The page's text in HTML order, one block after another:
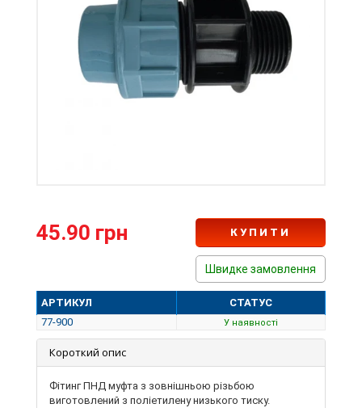
45.90 грн
Швидке замовлення
КУПИТИ
АРТИКУЛ
СТАТУС
77-900
У наявності
Короткий опис
Фітинг ПНД муфта з зовнішньою різьбою
виготовлений з поліетилену низького тиску.